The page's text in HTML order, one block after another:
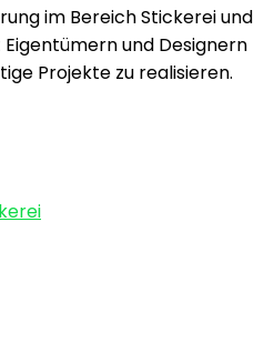
im Bereich Stickerei und
und Designern
Projekte zu realisieren.